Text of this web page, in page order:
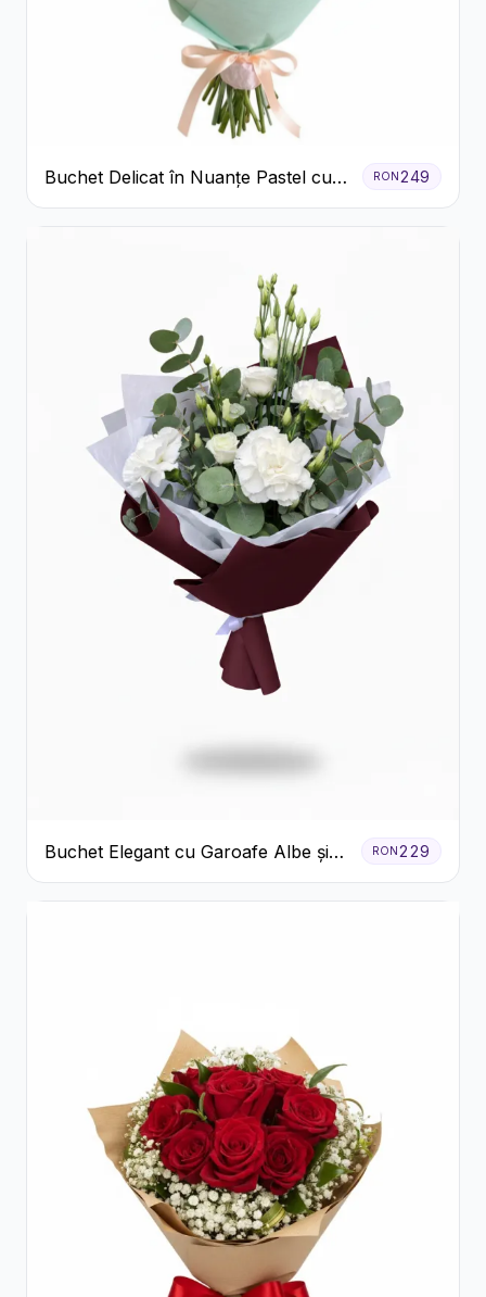
Buchet Delicat în Nuanțe Pastel cu
Trandafiri și Crizanteme Roz
RON249
Buchet Elegant cu Garoafe Albe și
Eucalipt
RON229